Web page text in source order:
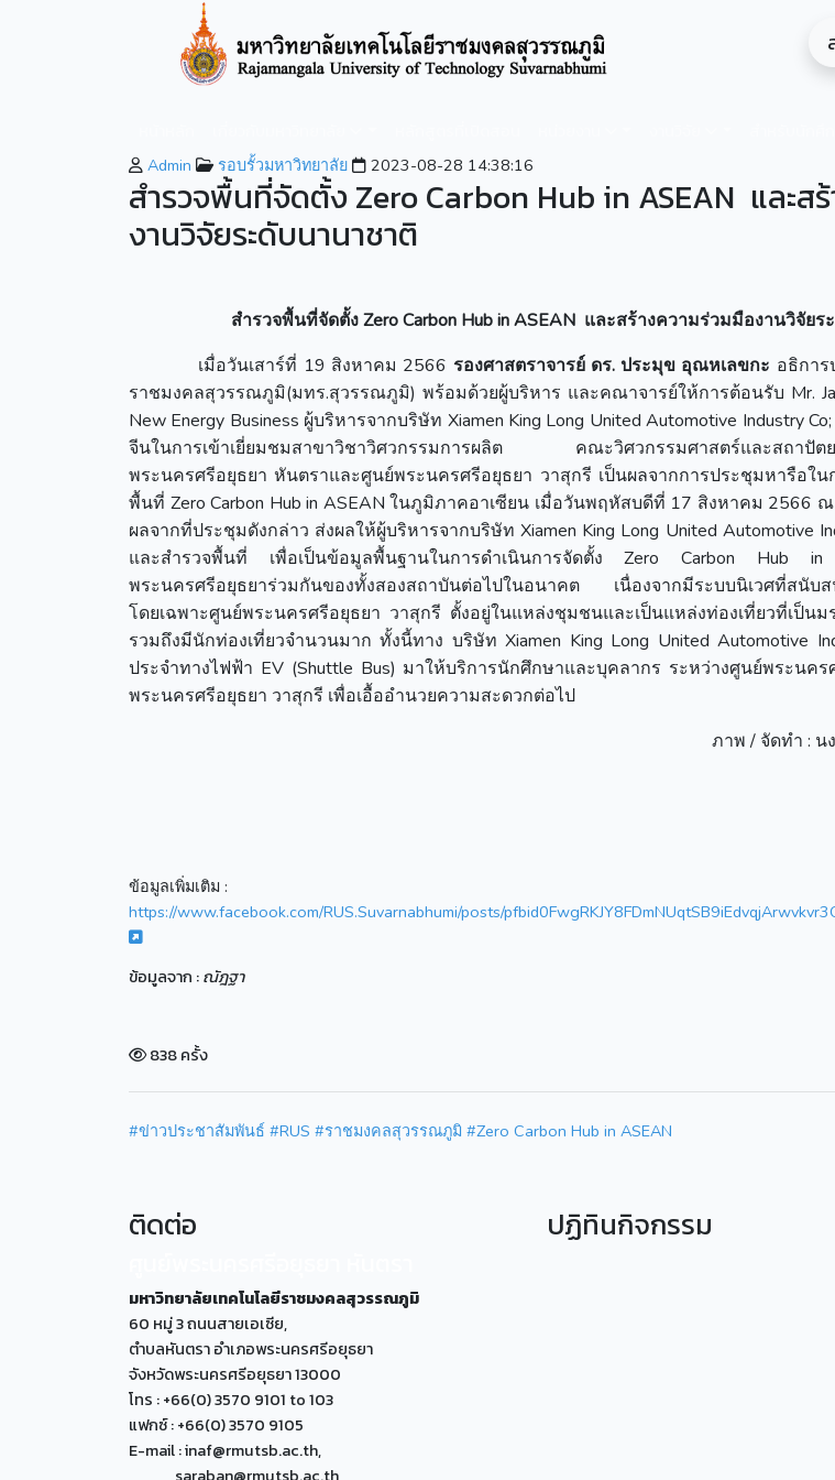
Admin รอบรั้วมหาวิทยาลัย 2023-08-28 14:38:16
สำรวจพื้นที่จัดตั้ง Zero Carbon Hub in ASEAN และส
งานวิจัยระดับนานาชาติ
สำรวจพื้นที่จัดตั้งZero Carbon Hub in ASEAN และสร้างความร่วมมืองานวิจัย
เมื่อวันเสาร์ที่ 19 สิงหาคม 2566 รองศาสตราจารย์ ดร. ประมุข อุณหเลขกะ อธิกา
ราชมงคลสุวรรณภูมิ(มทร.สุวรรณภูมิ) พร้อมด้วยผู้บริหาร และคณาจารย์ให้การต้อนรับ Mr.
New Energy Business ผู้บริหารจากบริษัท Xiamen King Long United Automotive Industry
จีนในการเข้าเยี่ยมชมสาขาวิชาวิศวกรรมการผลิต คณะวิศวกรรมศาสตร์และส
พระนครศรีอยุธยา หันตราและศูนย์พระนครศรีอยุธยา วาสุกรี เป็นผลจากการประชุมหารือใน
พื้นที่ Zero Carbon Hub in ASEAN ในภูมิภาคอาเซียน เมื่อวันพฤหัสบดีที่ 17 สิงหาคม
ผลจากที่ประชุมดังกล่าว ส่งผลให้ผู้บริหารจากบริษัท Xiamen King Long United Automotive
และสำรวจพื้นที่ เพื่อเป็นข้อมูลพื้นฐานในการดำเนินการจัดตั้ง Zero Carbon Hub
พระนครศรีอยุธยาร่วมกันของทั้งสองสถาบันต่อไปในอนาคต เนื่องจากมีระบบนิเวศที่สนับส
โดยเฉพาะศูนย์พระนครศรีอยุธยา วาสุกรี ตั้งอยู่ในแหล่งชุมชนและเป็นแหล่งท่องเที่ยวที่เป็น
รวมถึงมีนักท่องเที่ยวจำนวนมาก ทั้งนี้ทาง บริษัท Xiamen King Long United Automotive
ประจำทางไฟฟ้า EV (Shuttle Bus) มาให้บริการนักศึกษาและบุคลากร ระหว่างศูนย์พระนค
พระนครศรีอยุธยา วาสุกรี เพื่อเอื้ออำนวยความสะดวกต่อไป
ภาพ / จัดทำ : นง
ข้อมูลเพิ่มเติม :
https://www.facebook.com/RUS.Suvarnabhumi/posts/
ข้อมูลจาก :ณัฎฐา
838 ครั้ง
#ข่าวประชาสัมพันธ์ #RUS #ราชมงคลสุวรรณภูมิ #Zero Carbon Hub in ASEAN
ติดต่อ
มหาวิทยาลัยเทคโนโลยีราชมงคลสุวรรณภูมิ
60 หมู่ 3 ถนนสายเอเซีย,
ตำบลหันตรา อำเภอพระนครศรีอยุธยา
จังหวัดพระนครศรีอยุธยา 13000
โทร : +66(0) 3570 9101 to 103
แฟกซ์ : +66(0) 3570 9105
E-mail : inaf@rmutsb.ac.th,
ปฏิทินกิจกรรม